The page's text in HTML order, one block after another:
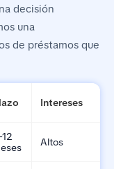
decisión
una
de préstamos que
Intereses
Altos